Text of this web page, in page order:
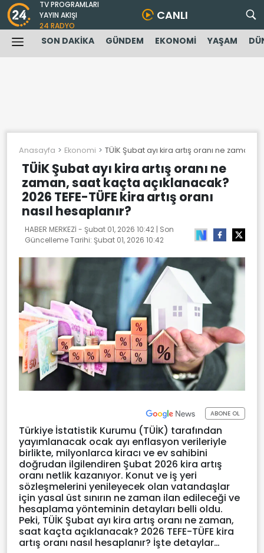
TV PROGRAMLARI
YAYIN AKIŞI
24 RADYO
CANLI
SON DAKİKA GÜNDEM EKONOMİ YAŞAM
Anasayfa Ekonomi TÜİK Şubat ayı kira artış oranı ne zaman,
TÜİK Şubat ayı kira artış oranı ne
zaman, saat kaçta açıklanacak?
2026 TEFE-TÜFE kira artış oranı
nasıl hesaplanır?
HABER MERKEZİ - Şubat 01, 2026 10:42 | Son
Güncelleme Tarihi: Şubat 01, 2026 10:42
ABONE OL
Türkiye İstatistik Kurumu (TÜİK) tarafından
yayımlanacak ocak ayı enflasyon verileriyle
birlikte, milyonlarca kiracı ve ev sahibini
doğrudan ilgilendiren Şubat 2026 kira artış
oranı netlik kazanıyor. Konut ve iş yeri
sözleşmelerini yenileyecek olan vatandaşlar
için yasal üst sınırın ne zaman ilan edileceği ve
hesaplama yönteminin detayları belli oldu.
Peki, TÜİK Şubat ayı kira artış oranı ne zaman,
saat kaçta açıklanacak? 2026 TEFE-TÜFE kira
artış oranı nasıl hesaplanır? İşte detaylar…